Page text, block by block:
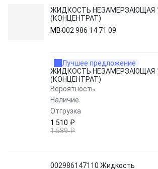
ЖИДКОСТЬ НЕЗАМЕРЗАЮЩАЯ
(КОНЦЕНТРАТ)
MB002 986 14 71 09
Лучшее предложение
ЖИДКОСТЬ НЕЗАМЕРЗАЮЩАЯ
(КОНЦЕНТРАТ)
Вероятность
Наличие
Отгрузка
1 510 ₽
1 589 ₽
002986147110 Жидкость